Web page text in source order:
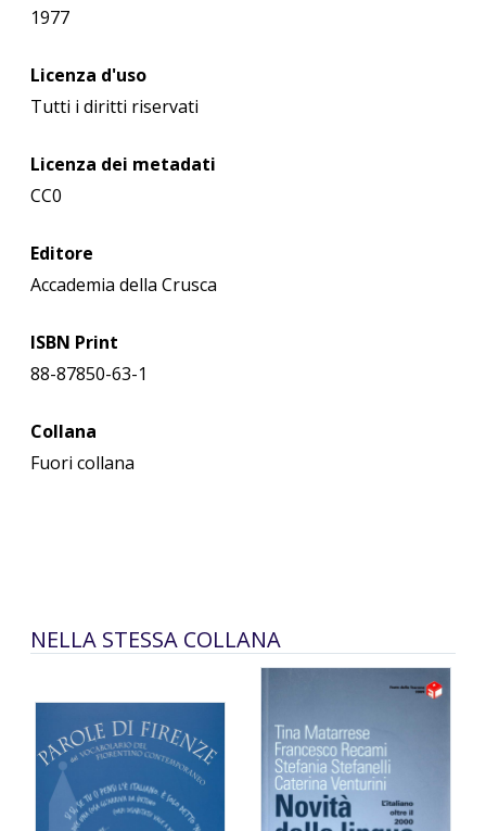
1977
Licenza d'uso
Tutti i diritti riservati
Licenza dei metadati
CC0
Editore
Accademia della Crusca
ISBN Print
88-87850-63-1
Collana
Fuori collana
NELLA STESSA COLLANA